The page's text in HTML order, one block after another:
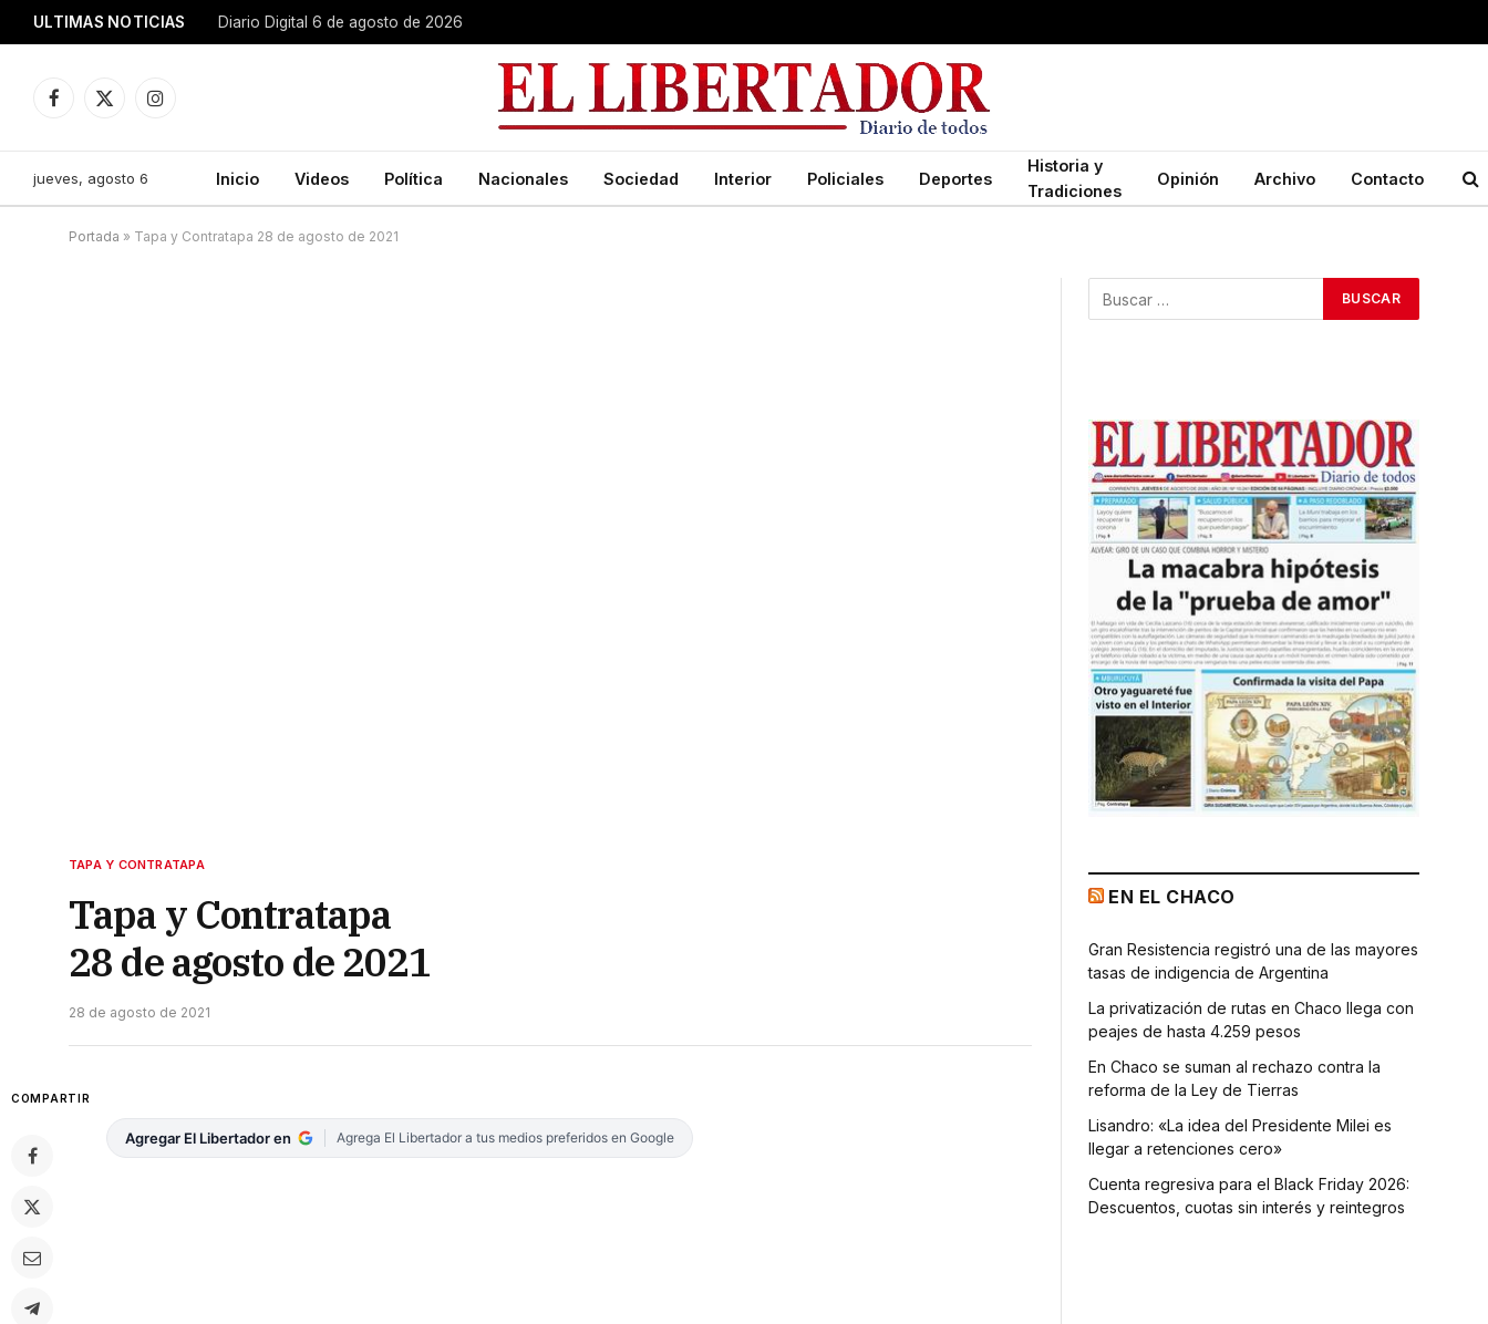
ULTIMAS NOTICIAS Diario Digital 6 de agosto de 2026
Facebook
X
Instagram
jueves, agosto 6 Inicio Videos Política Nacionales Sociedad Interior Policiales Deportes
Historia y
Tradiciones
Opinión Archivo Contacto
Portada » Tapa y Contratapa 28 de agosto de 2021
TAPA Y CONTRATAPA
Tapa y Contratapa
28 de agosto de 2021
28 de agosto de 2021
COMPARTIR
Agregar El Libertador en Agrega El Libertador a tus medios preferidos en Google
EN EL CHACO
Gran Resistencia registró una de las mayores
tasas de indigencia de Argentina
La privatización de rutas en Chaco llega con
peajes de hasta 4.259 pesos
En Chaco se suman al rechazo contra la
reforma de la Ley de Tierras
Lisandro: «La idea del Presidente Milei es
llegar a retenciones cero»
Cuenta regresiva para el Black Friday 2026:
Descuentos, cuotas sin interés y reintegros